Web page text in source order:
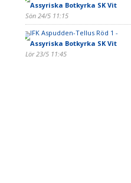
Assyriska Botkyrka SK Vit
Sön 24/5 11:15
IFK Aspudden-Tellus Röd 1 -
Assyriska Botkyrka SK Vit
Lör 23/5 11:45